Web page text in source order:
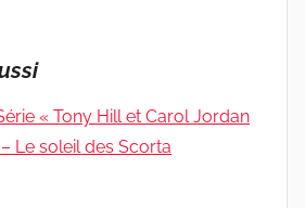
« Tony Hill et Carol Jordan
Le soleil des Scorta